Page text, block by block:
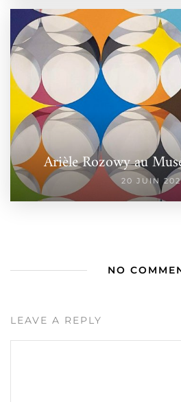
Arièle Rozowy au
20 JUIN
NO
LEAVE A REPLY